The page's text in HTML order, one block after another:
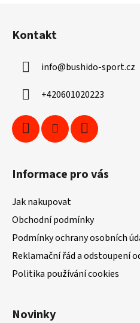
Kontakt
info@bushido-sport.cz
+420601020223
Informace pro vás
Jak nakupovat
Obchodní podmínky
Podmínky ochrany osobních
Reklamační řád a odstoupení
Politika používání cookies
Novinky